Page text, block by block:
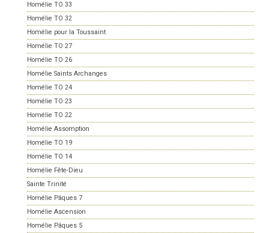
Homélie TO 33
Homélie TO 32
Homélie pour la Toussaint
Homélie TO 27
Homélie TO 26
Homélie Saints Archanges
Homélie TO 24
Homélie TO 23
Homélie TO 22
Homélie Assomption
Homélie TO 19
Homélie TO 14
Homélie Fête-Dieu
Sainte Trinité
Homélie Pâques 7
Homélie Ascension
Homélie Pâques 5